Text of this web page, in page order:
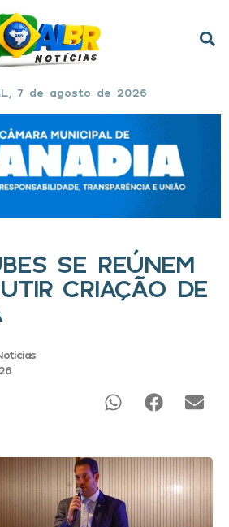
7 de agosto de 2026
SE REÚNEM
CRIAÇÃO DE